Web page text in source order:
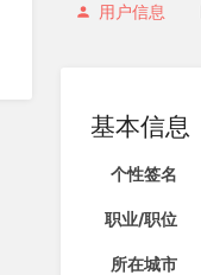
用户信息
基本信息
个性签名
职业/职位
所在城市